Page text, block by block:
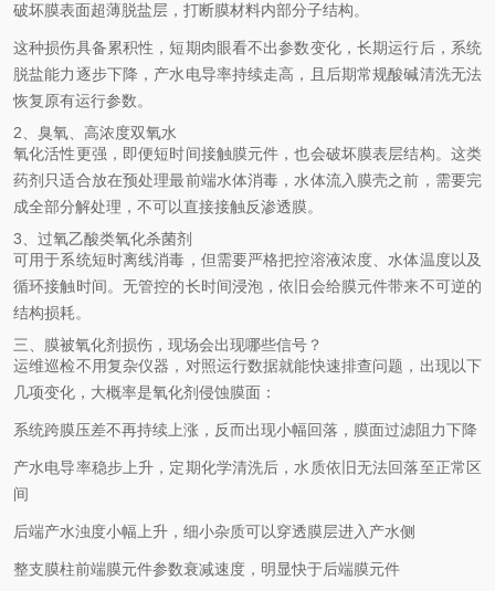
破坏膜表面超薄脱盐层，打断膜材料内部分子结构。
这种损伤具备累积性，短期肉眼看不出参数变化，长期运行后，系统
脱盐能力逐步下降，产水电导率持续走高，且后期常规酸碱清洗无法
恢复原有运行参数。
2、臭氧、高浓度双氧水
氧化活性更强，即便短时间接触膜元件，也会破坏膜表层结构。这类
药剂只适合放在预处理最前端水体消毒，水体流入膜壳之前，需要完
成全部分解处理，不可以直接接触反渗透膜。
3、过氧乙酸类氧化杀菌剂
可用于系统短时离线消毒，但需要严格把控溶液浓度、水体温度以及
循环接触时间。无管控的长时间浸泡，依旧会给膜元件带来不可逆的
结构损耗。
三、膜被氧化剂损伤，现场会出现哪些信号？
运维巡检不用复杂仪器，对照运行数据就能快速排查问题，出现以下
几项变化，大概率是氧化剂侵蚀膜面：
系统跨膜压差不再持续上涨，反而出现小幅回落，膜面过滤阻力下降
产水电导率稳步上升，定期化学清洗后，水质依旧无法回落至正常区
间
后端产水浊度小幅上升，细小杂质可以穿透膜层进入产水侧
整支膜柱前端膜元件参数衰减速度，明显快于后端膜元件